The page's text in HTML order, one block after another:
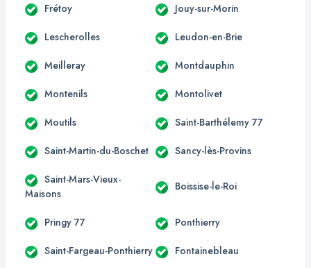
Frétoy Jouy-sur-Morin
Lescherolles Leudon-en-Brie
Meilleray Montdauphin
Montenils Montolivet
Moutils Saint-Barthélemy 77
Saint-Martin-du-Boschet Sancy-lès-Provins
Saint-Mars-Vieux-
Maisons
Boissise-le-Roi
Pringy 77 Ponthierry
Saint-Fargeau-Ponthierry Fontainebleau